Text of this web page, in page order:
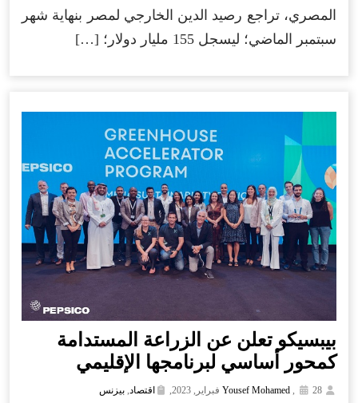
المصري، تراجع رصيد الدين الخارجي لمصر بنهاية شهر
سبتمبر الماضي؛ ليسجل 155 مليار دولار؛ […]
بيبسيكو تعلن عن الزراعة المستدامة
كمحور أساسي لبرنامجها الإقليمي
Yousef Mohamed , 28 فبراير, 2023, اقتصاد, بيزنس